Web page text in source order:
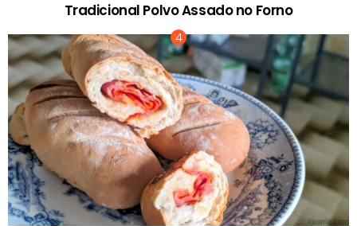
Tradicional Polvo Assado no Forno